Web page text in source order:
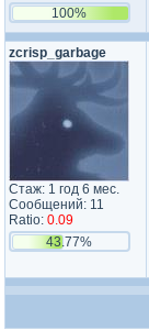
100%
zcrisp_garbage
Стаж: 1 год 6 мес.
Сообщений: 11
Ratio: 0.09
43.77%